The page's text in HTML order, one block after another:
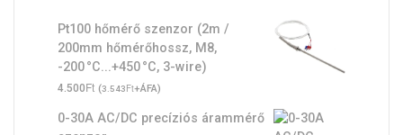
Pt100 hőmérő szenzor (2m /
200mm hőmérőhossz, M8,
-200 °C...+450 °C, 3-wire)
4.500Ft (3.543Ft+ÁFA)
0-30A AC/DC precíziós árammérő